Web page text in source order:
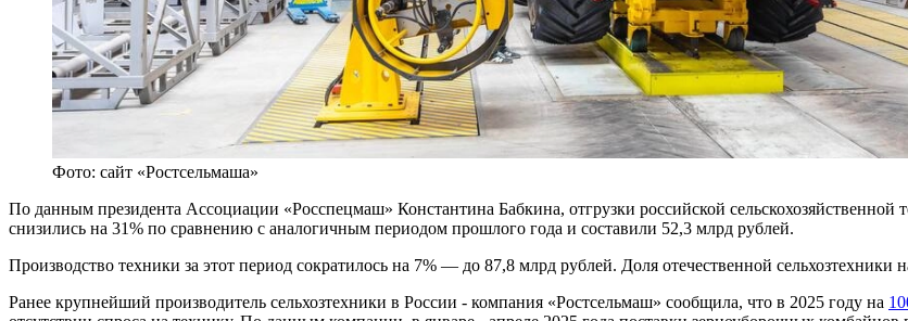
Фото: сайт «Ростсельмаша»
По данным президента Ассоциации «Росспецмаш» Константина Бабкина, отгрузки российской
снизились на 31% по сравнению с аналогичным периодом прошлого года и составили 52,3 млрд рублей.
Производство техники за этот период сократилось на 7% — до 87,8 млрд рублей. Доля отечественной сельхозтехники
Ранее крупнейший производитель сельхозтехники в России - компания «Ростсельмаш» сообщила, что в 2025 году на